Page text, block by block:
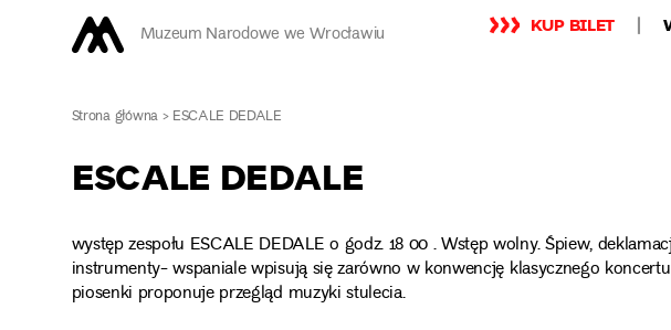
Muzeum Narodowe we Wrocławiu KUP BILET
Strona główna>ESCALE DEDALE
ESCALE DEDALE
występ zespołu ESCALE DEDALE o godz. 18 00 . Wstęp wolny. Śpiew,
instrumenty- wspaniale wpisują się zarówno w konwencję klasycznego
piosenki proponuje przegląd muzyki stulecia.